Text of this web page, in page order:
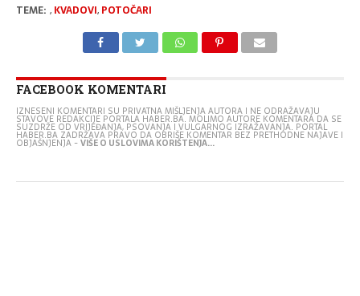
TEME: , KVADOVI, POTOČARI
FACEBOOK KOMENTARI
IZNESENI KOMENTARI SU PRIVATNA MIŠLJENJA AUTORA I NE ODRAŽAVAJU
STAVOVE REDAKCIJE PORTALA HABER.BA. MOLIMO AUTORE KOMENTARA DA SE
SUZDRŽE OD VRIJEĐANJA, PSOVANJA I VULGARNOG IZRAŽAVANJA. PORTAL
HABER.BA ZADRŽAVA PRAVO DA OBRIŠE KOMENTAR BEZ PRETHODNE NAJAVE I
OBJAŠNJENJA -VIŠE O USLOVIMA KORIŠTENJA...